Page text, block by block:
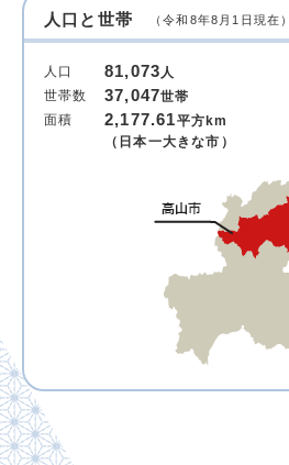
人口と世帯 （令和8年8月1日現在）
人口 81,073人
世帯数
37,047世帯
面積
2,177.61平方km
（日本一大きな市）